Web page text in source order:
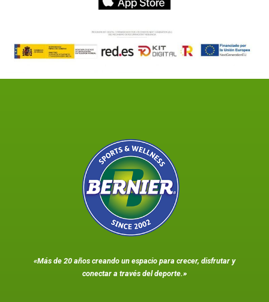
«Más de 20 años creando un espacio para crecer, disfrutar y
conectar a través del deporte.»